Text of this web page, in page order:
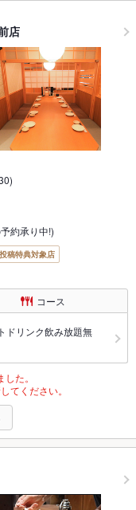
店
約承り中!)
稿特典対象店
コース
ドリンク飲み放題無
た。
てください。